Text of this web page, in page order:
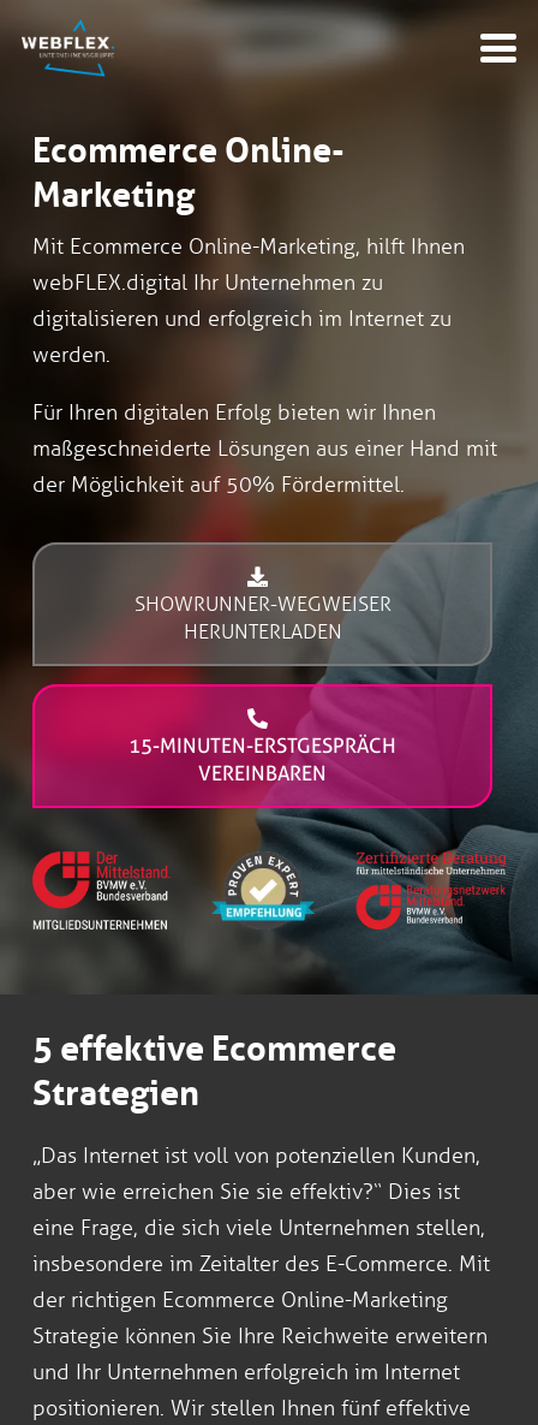
Ecommerce Online-
Marketing
Mit Ecommerce Online-Marketing, hilft Ihnen
webFLEX.digital Ihr Unternehmen zu
digitalisieren und erfolgreich im Internet zu
werden.
Für Ihren digitalen Erfolg bieten wir Ihnen
maßgeschneiderte Lösungen aus einer Hand mit
der Möglichkeit auf 50% Fördermittel.
SHOWRUNNER-WEGWEISER
HERUNTERLADEN
15-MINUTEN-ERSTGESPRÄCH
VEREINBAREN
5 effektive Ecommerce
Strategien
„Das Internet ist voll von potenziellen Kunden,
aber wie erreichen Sie sie effektiv?“ Dies ist
eine Frage, die sich viele Unternehmen stellen,
insbesondere im Zeitalter des E-Commerce. Mit
der richtigen Ecommerce Online-Marketing
Strategie können Sie Ihre Reichweite erweitern
und Ihr Unternehmen erfolgreich im Internet
positionieren. Wir stellen Ihnen fünf effektive